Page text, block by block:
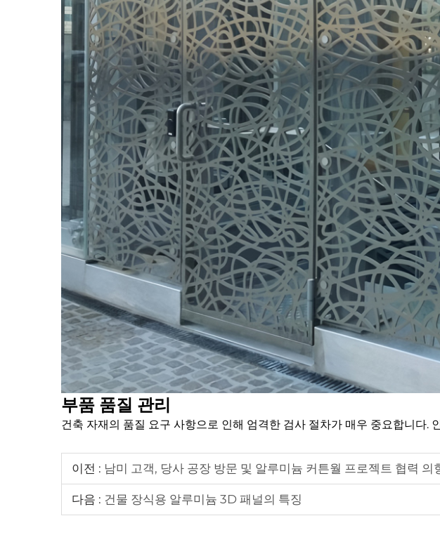
부품 품질 관리
건축 자재의 품질 요구 사항으로 인해 엄격한 검사 절차가 매우 중요합니다
이전 : 남미 고객, 당사 공장 방문 및 알루미늄 커튼월 프로젝트 협력 의
다음 : 건물 장식용 알루미늄 3D 패널의 특징